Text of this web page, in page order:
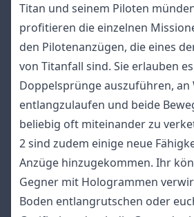
Titan und seinem Piloten
profitieren die einzelnen
den Pilotenanzügen, die eines
von Titanfall sind. Sie erlauben
Doppelsprünge auszuführen, an
entlangzulaufen und beide
beliebig oft miteinander zu
2 sind zudem einige neue
Anzüge hinzugekommen. Ihr
Gegner mit Hologrammen
Boden entlangrutschen oder